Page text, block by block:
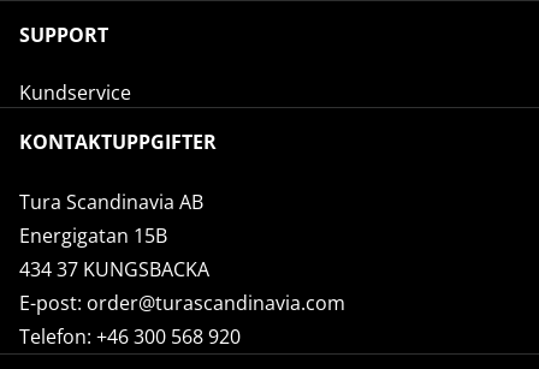
SUPPORT
Kundservice
KONTAKTUPPGIFTER
Tura Scandinavia AB
Energigatan 15B
434 37 KUNGSBACKA
E-post: order@turascandinavia.com
Telefon: +46 300 568 920